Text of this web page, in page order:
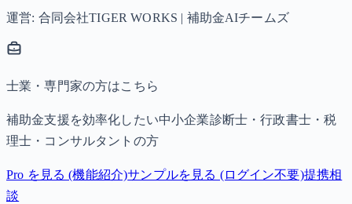
運営: 合同会社TIGER WORKS | 補助金AIチームズ
士業・専門家の方はこちら
補助金支援を効率化したい中小企業診断士・行政書士・税
理士・コンサルタントの方
Pro を見る (機能紹介)サンプルを見る (ログイン不要)提携相
談